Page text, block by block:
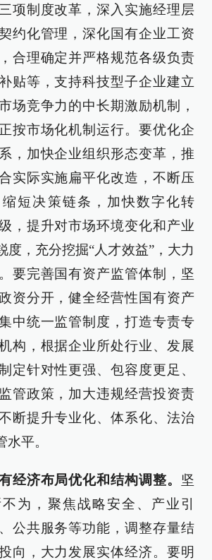
项制度改革，深入实施经理层
约化管理，深化国有企业工资
合理确定并严格规范各级负责
贴等，支持科技型子企业建立
场竞争力的中长期激励机制，
按市场化机制运行。要优化企
，加快企业组织形态变革，推
实际实施扁平化改造，不断压
短决策链条，加快数字化转
，提升对市场环境变化和产业
度，充分挖掘“人才效益”，大力
要完善国有资产监管体制，坚
资分开，健全经营性国有资产
中统一监管制度，打造专责专
构，根据企业所处行业、发展
定针对性更强、包容度更足、
管政策，加大违规经营投资责
断提升专业化、体系化、法治
平。
经济布局优化和结构调整。 坚
为，聚焦战略安全、产业引
公共服务等功能，调整存量结
向，大力发展实体经济。要明